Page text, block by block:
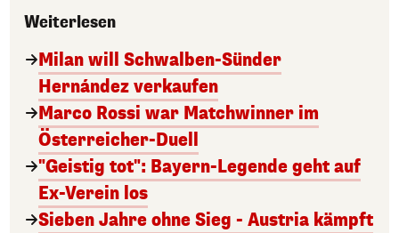
Weiterlesen
Milan will Schwalben-Sünder
Hernández verkaufen
Marco Rossi war Matchwinner im
Österreicher-Duell
"Geistig tot": Bayern-Legende geht auf
Ex-Verein los
Sieben Jahre ohne Sieg - Austria kämpft